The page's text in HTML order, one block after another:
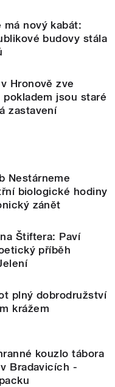
má nový kabát:
budovy stála
Hronově zve
jsou staré
zastavení
Nestárneme
biologické hodiny
zánět
Štiftera: Paví
příběh
plný dobrodružství
krážem
kouzlo tábora
Bradavicích -